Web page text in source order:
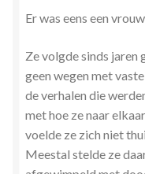
Verbinden en
Webshop
Wie ben ik
Winkel
Er was eens een
Ze volgde sinds jaren
geen wegen met
de verhalen die
met hoe ze naar
voelde ze zich niet
Meestal stelde ze